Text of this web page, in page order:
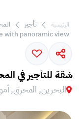
بالعمولة
الرئيسية تأجير
شقة للتأجير في
البحرين, المحرق,